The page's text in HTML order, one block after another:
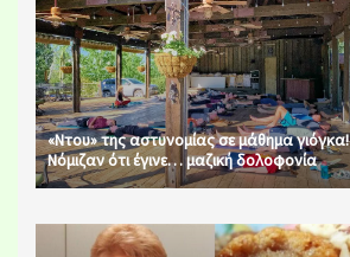
«Ντου» της αστυνομίας σε μάθημα γιόγκα!
Νόμιζαν ότι έγινε… μαζική δολοφονία